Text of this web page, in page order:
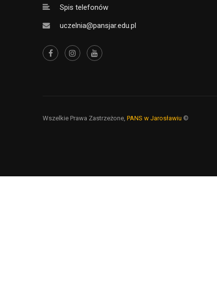
Spis telefonów
uczelnia@pansjar.edu.pl
Wszelkie Prawa Zastrzeżone, PANS w Jarosławiu ©